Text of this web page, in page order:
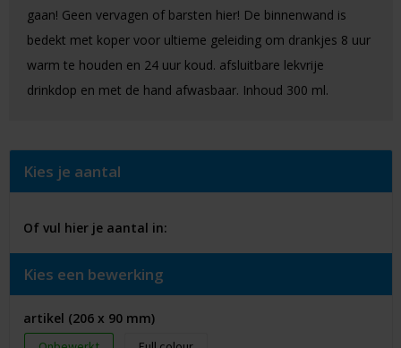
gaan! Geen vervagen of barsten hier! De binnenwand is
bedekt met koper voor ultieme geleiding om drankjes 8 uur
warm te houden en 24 uur koud. afsluitbare lekvrije
drinkdop en met de hand afwasbaar. Inhoud 300 ml.
Kies je aantal
Of vul hier je aantal in:
Kies een bewerking
artikel (206 x 90 mm)